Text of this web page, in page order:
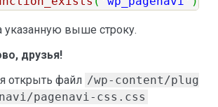
указанную выше строку.
друзья!
открыть файл /wp-content/plug
pagenavi-css.css